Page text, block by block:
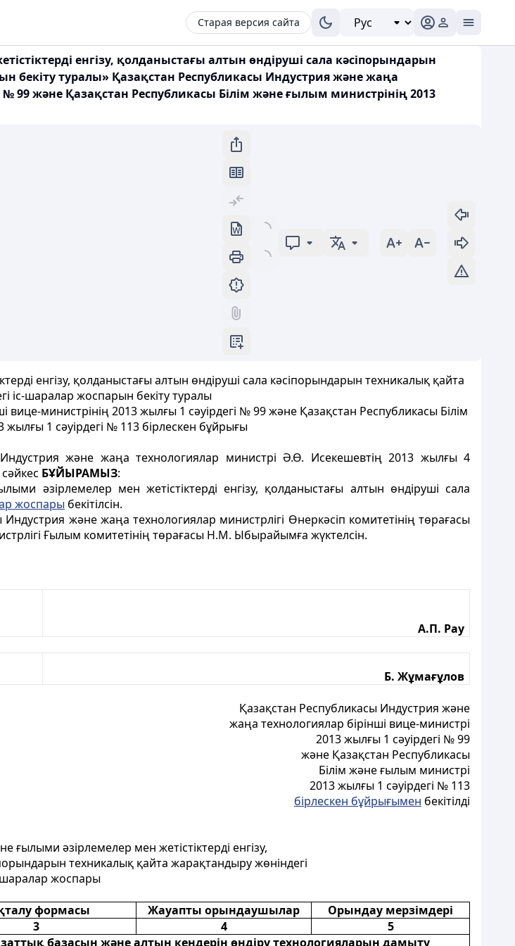
Старая версия сайта
енгізу, қолданыстағы алтын өндіруші сала кәсіпорындарын
бекіту туралы» Қазақстан Республикасы Индустрия және жаңа
№ 99 және Қазақстан Республикасы Білім және ғылым министрінің 2013
енгізу, қолданыстағы алтын өндіруші сала кәсіпорындарын техникалық қайта
іс-шаралар жоспарын бекіту туралы
министрінің 2013 жылғы 1 сәуірдегі № 99 және Қазақстан Республикасы Білім
1 сәуірдегі № 113 бірлескен бұйрығы
және жаңа технологиялар министрі Ә.Ө. Исекешевтің 2013 жылғы 4
БҰЙЫРАМЫЗ:
әзірлемелер мен жетістіктерді енгізу, қолданыстағы алтын өндіруші сала
жоспары бекітілсін.
және жаңа технологиялар министрлігі Өнеркәсіп комитетінің төрағасы
Ғылым комитетінің төрағасы Н.М. Ыбырайымға жүктелсін.
А.П. Рау
Б. Жұмағұлов
Қазақстан Республикасы Индустрия және
жаңа технологиялар бірінші вице-министрі
2013 жылғы 1 сәуірдегі № 99
және Қазақстан Республикасы
Білім және ғылым министрі
2013 жылғы 1 сәуірдегі № 113
бірлескен бұйрығымен бекітілді
әзірлемелер мен жетістіктерді енгізу,
техникалық қайта жарақтандыру жөніндегі
шаралар жоспары
формасы Жауапты орындаушылар
Орындау мерзімдері
3 4
5
базасын және алтын кендерін өндіру технологияларын дамыту